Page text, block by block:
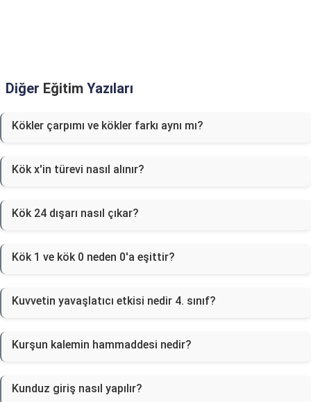
Diğer Eğitim Yazıları
Kökler çarpımı ve kökler farkı aynı mı?
Kök x'in türevi nasıl alınır?
Kök 24 dışarı nasıl çıkar?
Kök 1 ve kök 0 neden 0'a eşittir?
Kuvvetin yavaşlatıcı etkisi nedir 4. sınıf?
Kurşun kalemin hammaddesi nedir?
Kunduz giriş nasıl yapılır?